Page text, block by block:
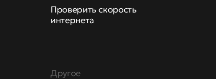
Проверить скорость
интернета
Другое